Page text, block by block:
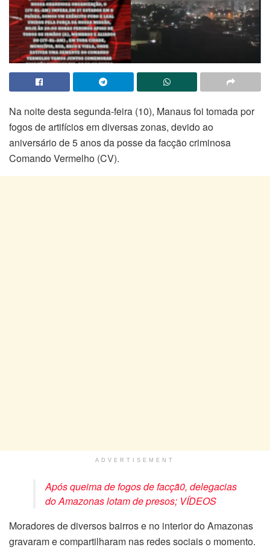
Na noite desta segunda-feira (10), Manaus foi tomada por
fogos de artifícios em diversas zonas, devido ao
aniversário de 5 anos da posse da facção criminosa
Comando Vermelho (CV).
ADVERTISEMENT
Após queima de fogos de facçã0, delegacias
do Amazonas lotam de presos; VÍDEOS
Moradores de diversos bairros e no interior do Amazonas
gravaram e compartilharam nas redes sociais o momento.